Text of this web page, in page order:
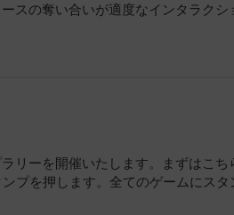
スの奪い合いが適度なインタラクシ
リーを開催いたします。まずはこち
プを押します。全てのゲームにスタ